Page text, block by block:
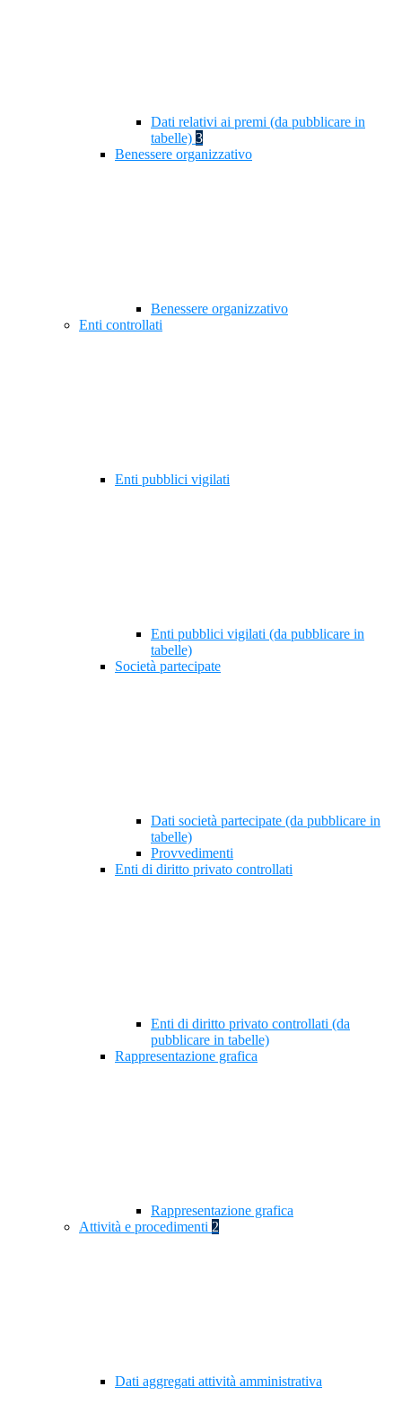
Dati relativi ai premi (da pubblicare in
tabelle) 3
Benessere organizzativo
Benessere organizzativo
Enti controllati
Enti pubblici vigilati
Enti pubblici vigilati (da pubblicare in
tabelle)
Società partecipate
Dati società partecipate (da pubblicare in
tabelle)
Provvedimenti
Enti di diritto privato controllati
Enti di diritto privato controllati (da
pubblicare in tabelle)
Rappresentazione grafica
Rappresentazione grafica
Attività e procedimenti 2
Dati aggregati attività amministrativa